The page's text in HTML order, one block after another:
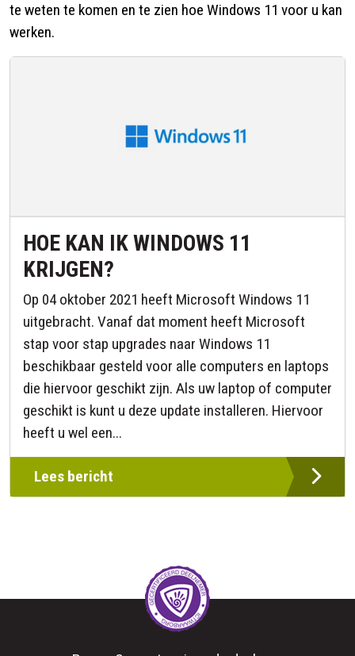
te weten te komen en te zien hoe Windows 11 voor u kan
werken.
HOE KAN IK WINDOWS 11
KRIJGEN?
Op 04 oktober 2021 heeft Microsoft Windows 11
uitgebracht. Vanaf dat moment heeft Microsoft
stap voor stap upgrades naar Windows 11
beschikbaar gesteld voor alle computers en laptops
die hiervoor geschikt zijn. Als uw laptop of computer
geschikt is kunt u deze update installeren. Hiervoor
heeft u wel een...
Lees bericht